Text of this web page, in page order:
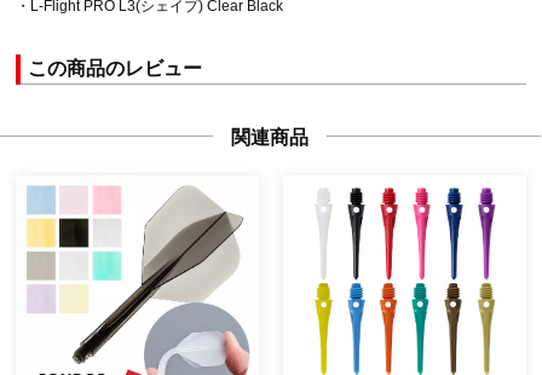
・L-Flight PRO L3(シェイプ) Clear Black
この商品のレビュー
関連商品